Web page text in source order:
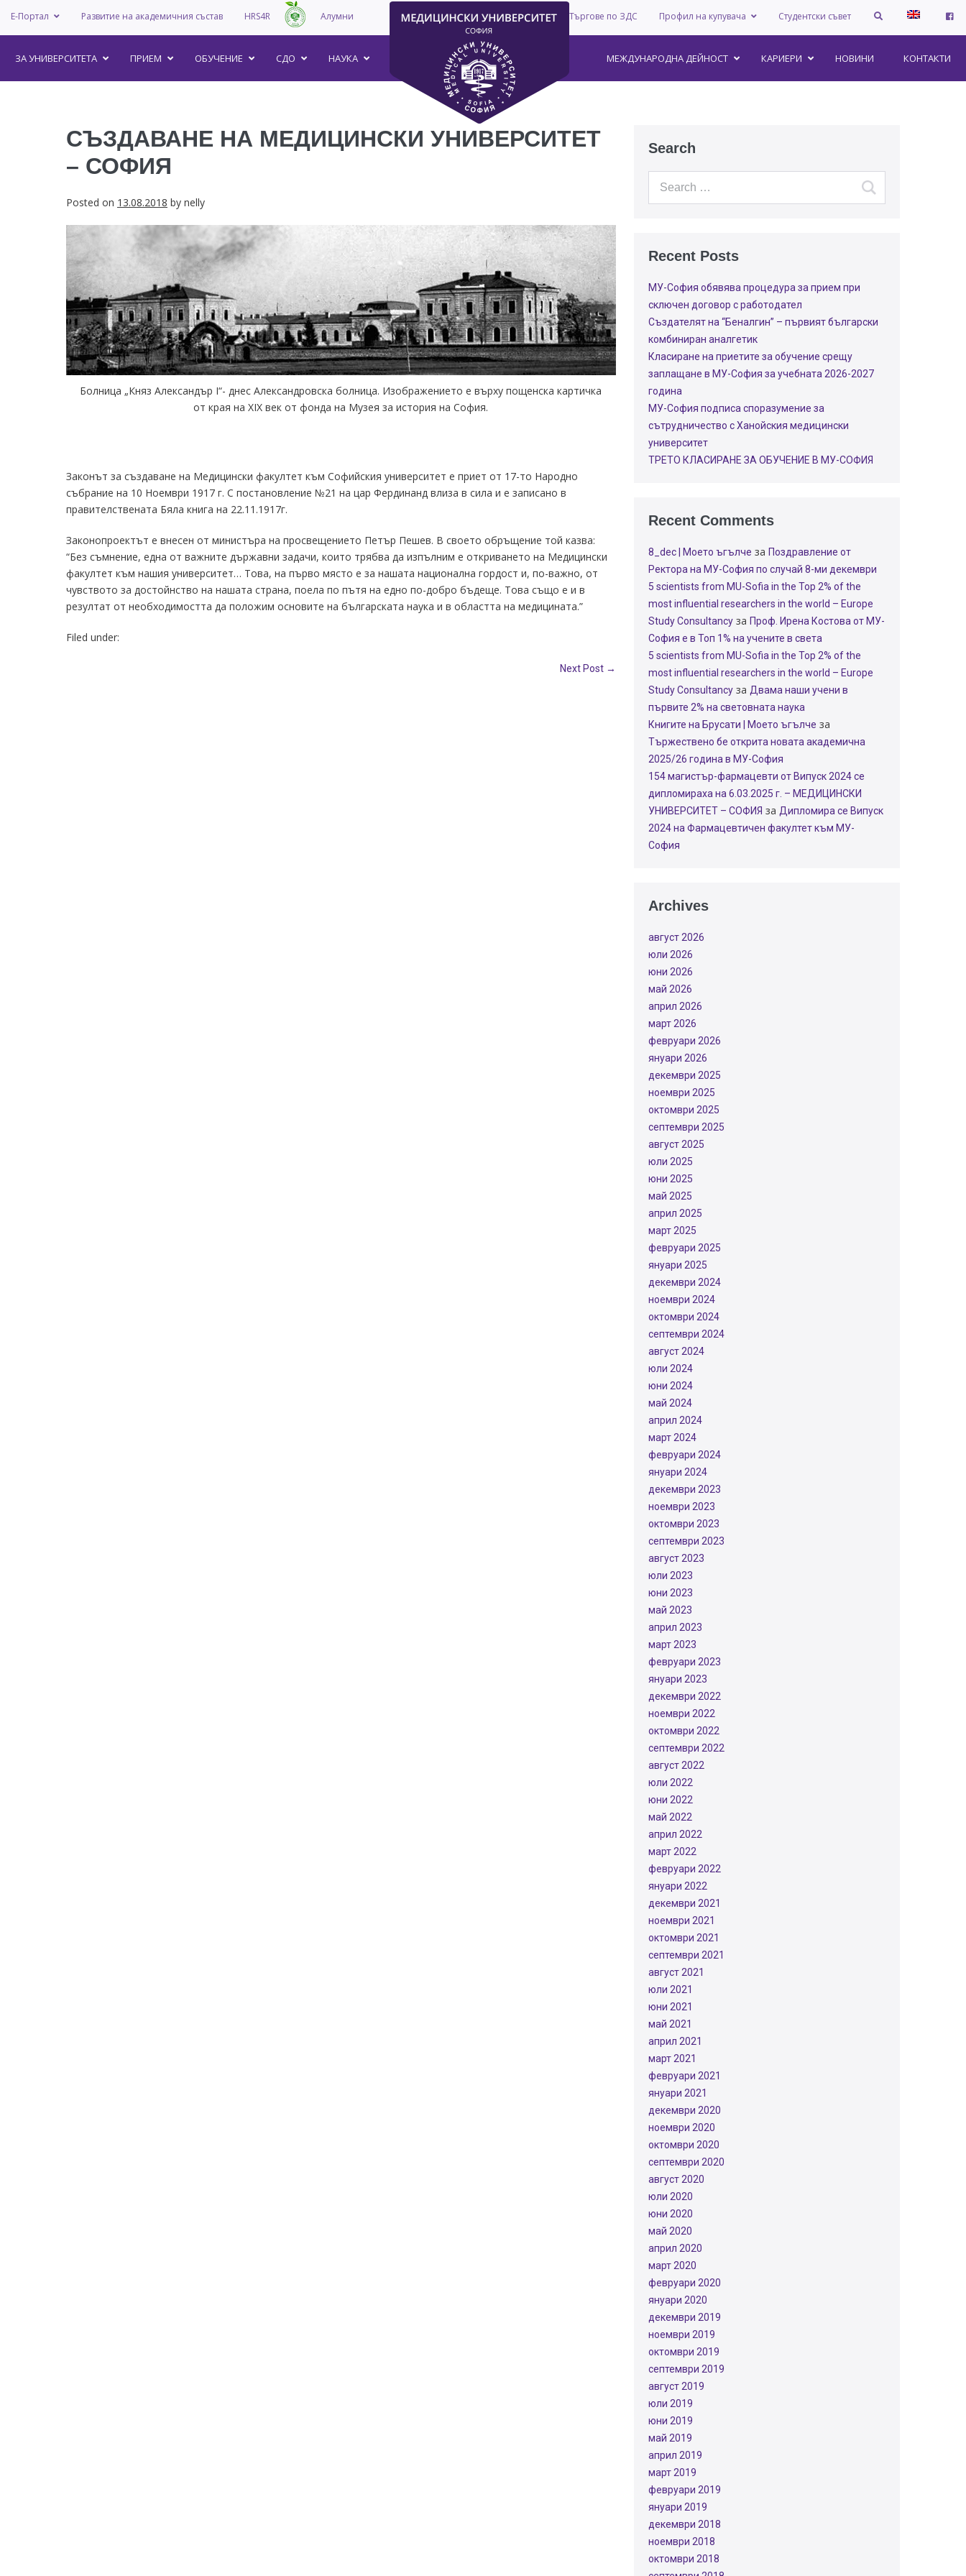
Е-Портал Развитие на академичния състав HRS4R Алумни Студентски съвет
Профил на купувача
Търгове по ЗДС
ЗА УНИВEРСИТЕТА
Факултет по дентална медицина
Фармацевтичен факултет
Факултет по обществено здраве
Филиал „Проф. д-р Ив. Митев” –
Научно-изследователски институт
СОССБОС
Развойно-
база-Китен
ПРИЕМ ОБУЧЕНИЕ СДО НАУКА КОНТАКТИ
НОВИНИ
КАРИЕРИ
МЕЖДУНАРОДНА ДЕЙНОСТ
СЪЗДАВАНЕ НА МЕДИЦИНСКИ УНИВЕРСИТЕТ
– СОФИЯ
Posted on 13.08.2018 by nelly
Болница „Княз Александър I“- днес Александровска болница. Изображението е върху пощенска картичка
от края на ХIX век от фонда на Музея за история на София.
Законът за създаване на Медицински факултет към Софийския университет е приет от 17-то Народно
събрание на 10 Ноември 1917 г. С постановление №21 на цар Фердинанд влиза в сила и е записано в
правителствената Бяла книга на 22.11.1917г.
Законопроектът е внесен от министъра на просвещението Петър Пешев. В своето обръщение той казва:
“Без съмнение, една от важните държавни задачи, които трябва да изпълним е откриването на Медицински
факултет към нашия университет… Това, на първо място е за нашата национална гордост и, по-важно, от
чувството за достойнство на нашата страна, поела по пътя на едно по-добро бъдеще. Това също е и в
резултат от необходимостта да положим основите на българската наука и в областта на медицината.”
Filed under:
Next Post →
Search
Recent Posts
МУ-София обявява процедура за прием при
сключен договор с работодател
Създателят на “Беналгин” – първият български
комбиниран аналгетик
Класиране на приетите за обучение срещу
заплащане в МУ-София за учебната 2026-2027
година
МУ-София подписа споразумение за
сътрудничество с Ханойския медицински
университет
ТРЕТО КЛАСИРАНЕ ЗА ОБУЧЕНИЕ В МУ-СОФИЯ
Recent Comments
8_dec | Моето ъгълче за Поздравление от
Ректора на МУ-София по случай 8-ми декември
5 scientists from MU-Sofia in the Top 2% of the
most influential researchers in the world – Europe
Study Consultancyза Проф. Ирена Костова от МУ-
София е в Топ 1% на учените в света
5 scientists from MU-Sofia in the Top 2% of the
most influential researchers in the world – Europe
Study Consultancyза Двама наши учени в
първите 2% на световната наука
Книгите на Брусати | Моето ъгълче за
Тържествено бе открита новата академична
2025/26 година в МУ-София
154 магистър-фармацевти от Випуск 2024 се
дипломираха на 6.03.2025 г. – МЕДИЦИНСКИ
УНИВЕРСИТЕТ – СОФИЯ за Дипломира се Випуск
2024 на Фармацевтичен факултет към МУ-
София
Archives
август 2026
юли 2026
юни 2026
май 2026
април 2026
март 2026
февруари 2026
януари 2026
декември 2025
ноември 2025
октомври 2025
септември 2025
август 2025
юли 2025
юни 2025
май 2025
април 2025
март 2025
февруари 2025
януари 2025
декември 2024
ноември 2024
октомври 2024
септември 2024
август 2024
юли 2024
юни 2024
май 2024
април 2024
март 2024
февруари 2024
януари 2024
декември 2023
ноември 2023
октомври 2023
септември 2023
август 2023
юли 2023
юни 2023
май 2023
април 2023
март 2023
февруари 2023
януари 2023
декември 2022
ноември 2022
октомври 2022
септември 2022
август 2022
юли 2022
юни 2022
май 2022
април 2022
март 2022
февруари 2022
януари 2022
декември 2021
ноември 2021
октомври 2021
септември 2021
август 2021
юли 2021
юни 2021
май 2021
април 2021
март 2021
февруари 2021
януари 2021
декември 2020
ноември 2020
октомври 2020
септември 2020
август 2020
юли 2020
юни 2020
май 2020
април 2020
март 2020
февруари 2020
януари 2020
декември 2019
ноември 2019
октомври 2019
септември 2019
август 2019
юли 2019
юни 2019
май 2019
април 2019
март 2019
февруари 2019
януари 2019
декември 2018
ноември 2018
октомври 2018